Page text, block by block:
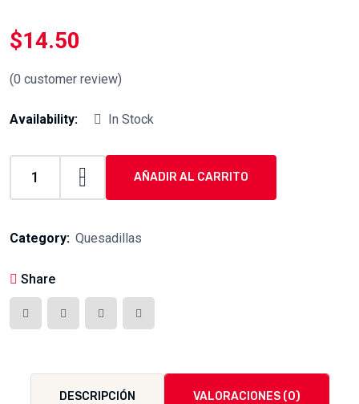
$14.50
(0 customer review)
Availability: In Stock
quesadilla
asada
AÑADIR AL CARRITO
Category: Quesadillas
Share
DESCRIPCIÓN VALORACIONES (0)